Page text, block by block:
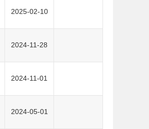
2025-02-10
2024-11-28
2024-11-01
2024-05-01